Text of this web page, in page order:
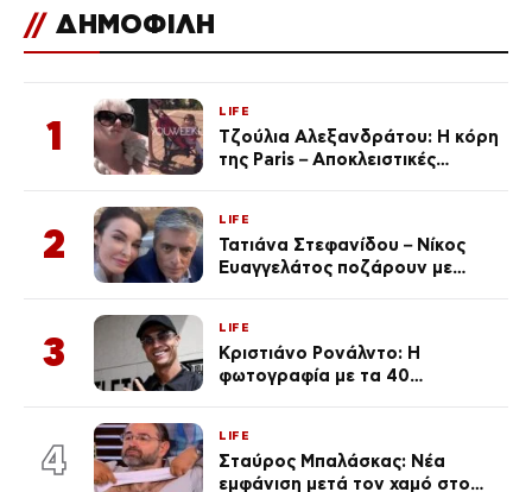
// ΔΗΜΟΦΙΛΗ
1
LIFE
Τζούλια Αλεξανδράτου: Η κόρη
της Paris – Αποκλειστικές
2
LIFE
Τατιάνα Στεφανίδου – Νίκος
Ευαγγελάτος ποζάρουν με
3
LIFE
Κριστιάνο Ρονάλντο: Η
φωτογραφία με τα 40
εκ. likes
4
LIFE
Σταύρος Μπαλάσκας: Νέα
εμφάνιση μετά τον χαμό στο